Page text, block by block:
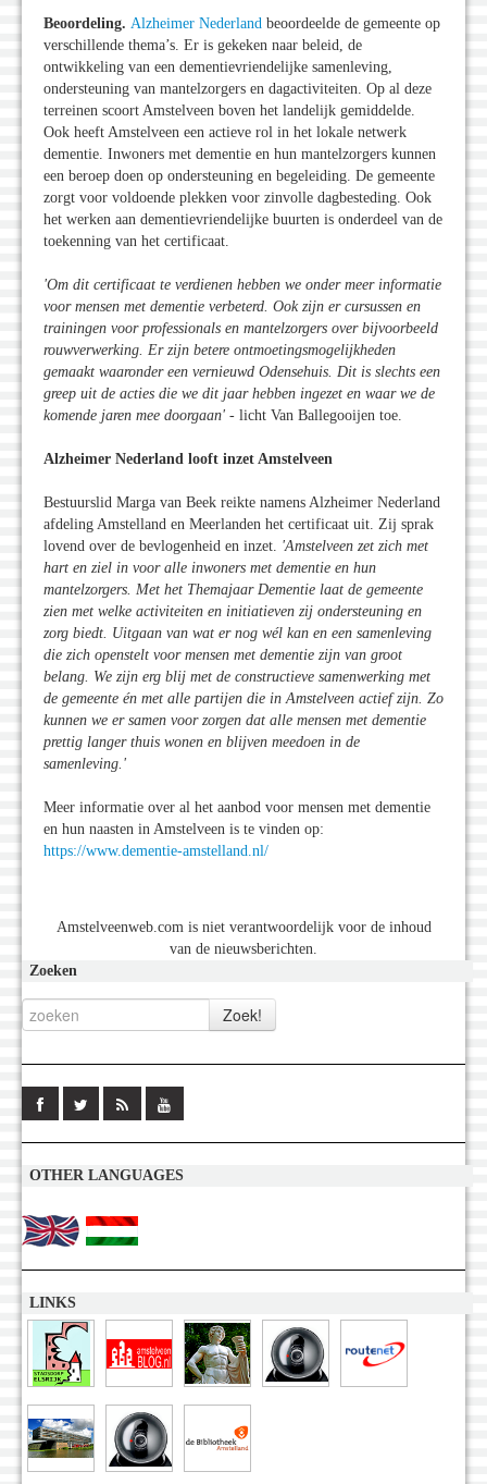
Beoordeling. Alzheimer Nederland beoordeelde de gemeente op
verschillende thema’s. Er is gekeken naar beleid, de
ontwikkeling van een dementievriendelijke samenleving,
ondersteuning van mantelzorgers en dagactiviteiten. Op al deze
terreinen scoort Amstelveen boven het landelijk gemiddelde.
Ook heeft Amstelveen een actieve rol in het lokale netwerk
dementie. Inwoners met dementie en hun mantelzorgers kunnen
een beroep doen op ondersteuning en begeleiding. De gemeente
zorgt voor voldoende plekken voor zinvolle dagbesteding. Ook
het werken aan dementievriendelijke buurten is onderdeel van de
toekenning van het certificaat.
'Om dit certificaat te verdienen hebben we onder meer informatie
voor mensen met dementie verbeterd. Ook zijn er cursussen en
trainingen voor professionals en mantelzorgers over bijvoorbeeld
rouwverwerking. Er zijn betere ontmoetingsmogelijkheden
gemaakt waaronder een vernieuwd Odensehuis. Dit is slechts een
greep uit de acties die we dit jaar hebben ingezet en waar we de
komende jaren mee doorgaan' - licht Van Ballegooijen toe.
Alzheimer Nederland looft inzet Amstelveen
Bestuurslid Marga van Beek reikte namens Alzheimer Nederland
afdeling Amstelland en Meerlanden het certificaat uit. Zij sprak
lovend over de bevlogenheid en inzet. 'Amstelveen zet zich met
hart en ziel in voor alle inwoners met dementie en hun
mantelzorgers. Met het Themajaar Dementie laat de gemeente
zien met welke activiteiten en initiatieven zij ondersteuning en
zorg biedt. Uitgaan van wat er nog wél kan en een samenleving
die zich openstelt voor mensen met dementie zijn van groot
belang. We zijn erg blij met de constructieve samenwerking met
de gemeente én met alle partijen die in Amstelveen actief zijn. Zo
kunnen we er samen voor zorgen dat alle mensen met dementie
prettig langer thuis wonen en blijven meedoen in de
samenleving.'
Meer informatie over al het aanbod voor mensen met dementie
en hun naasten in Amstelveen is te vinden op:
https://www.dementie-amstelland.nl/
Amstelveenweb.com is niet verantwoordelijk voor de inhoud
van de nieuwsberichten.
Zoeken
OTHER LANGUAGES
LINKS